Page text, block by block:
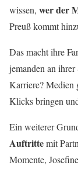
wissen, wer der
Preuß kommt
Das macht ihre
jemanden an
Karriere? Medien
Klicks bringen
Ein weiterer
Auftrittemit
Momente,